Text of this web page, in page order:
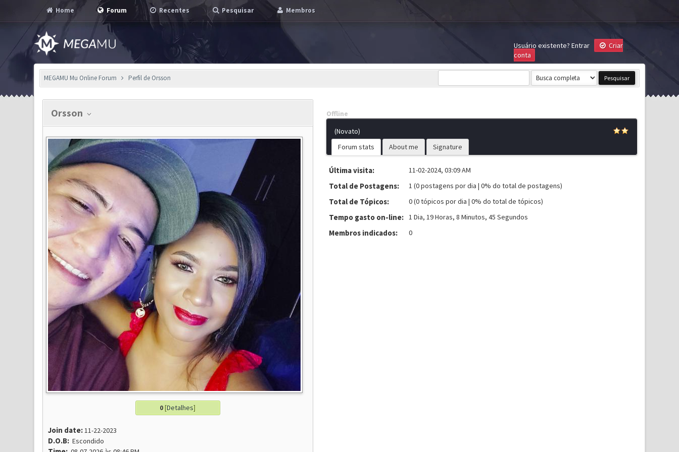
Home Forum Recentes Pesquisar Membros
Usuário existente? Entrar
Criar
conta
MEGAMU Mu Online Forum Perfil de Orsson
Orsson
0[Detalhes]
Join date:11-22-2023
D.O.B:Escondido
Offline
(Novato)
Forum stats
About me Signature
Última visita: 11-02-2024, 03:09 AM
Total de Postagens: 1 (0 postagens por dia | 0% do total de postagens)
Total de Tópicos: 0 (0 tópicos por dia | 0% do total de tópicos)
Tempo gasto on-line: 1 Dia, 19 Horas, 8 Minutos, 45 Segundos
Membros indicados: 0